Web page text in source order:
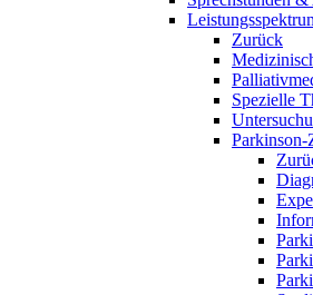
Zurück
Spezielle
Parkinson-